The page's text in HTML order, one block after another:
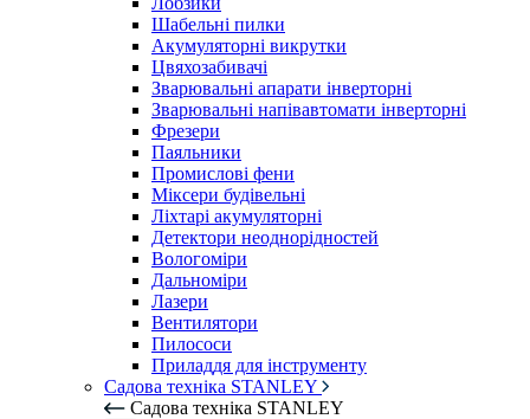
Шабельні пилки
Акумуляторні викрутки
Цвяхозабивачі
Зварювальні апарати інверторні
Зварювальні напівавтомати інверторні
Фрезери
Паяльники
Промислові фени
Міксери будівельні
Ліхтарі акумуляторні
Детектори неоднорідностей
Вологоміри
Дальноміри
Лазери
Вентилятори
Пилососи
Приладдя для інструменту
Садова техніка STANLEY
Садова техніка STANLEY